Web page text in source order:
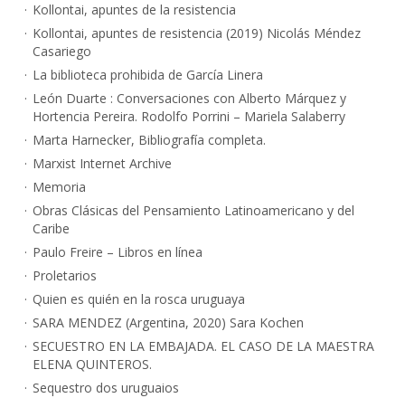
Kollontai, apuntes de la resistencia
Kollontai, apuntes de resistencia (2019) Nicolás Méndez
Casariego
La biblioteca prohibida de García Linera
León Duarte : Conversaciones con Alberto Márquez y
Hortencia Pereira. Rodolfo Porrini – Mariela Salaberry
Marta Harnecker, Bibliografía completa.
Marxist Internet Archive
Memoria
Obras Clásicas del Pensamiento Latinoamericano y del
Caribe
Paulo Freire – Libros en línea
Proletarios
Quien es quién en la rosca uruguaya
SARA MENDEZ (Argentina, 2020) Sara Kochen
SECUESTRO EN LA EMBAJADA. EL CASO DE LA MAESTRA
ELENA QUINTEROS.
Sequestro dos uruguaios